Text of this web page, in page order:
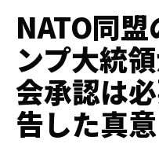
NATO同
ンプ大統
会承認は
告した真意